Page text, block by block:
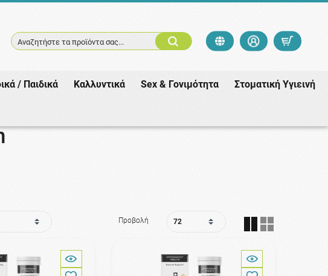
Αναζητήστε τα προϊόντα σας...
/ Παιδικά Καλλυντικά Sex & Γονιμότητα Στοματική Υγιεινή
Προβολή